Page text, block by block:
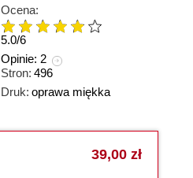
Ocena:
5.0/6
Opinie: 2
Stron: 496
Druk: oprawa miękka
39,00 zł